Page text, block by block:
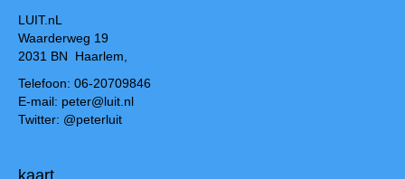
LUIT.nL
Waarderweg 19
2031 BN Haarlem,
Telefoon: 06-20709846
E-mail: peter@luit.nl
Twitter: @peterluit